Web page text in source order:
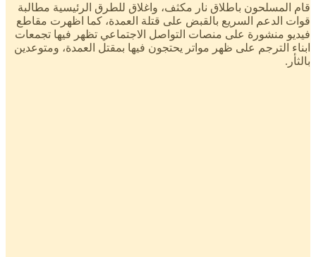
قام المسلحون باطلاق نار مكثف، واغلاق للطرق الرئيسية مطالبة
قوات الدعم السريع بالقبض على قتلة العمدة، كما اظهرت مقاطع
فيديو منشورة على منصات التواصل الاجتماعي تظهر فيها تجمعات
ابناء الترجم على ظهر مواتر يحتجون فيها بمقتل العمدة، ومتوعدين
بالثأر.